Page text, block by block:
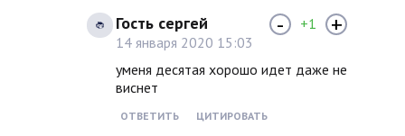
Гость сергей
14 января 2020 15:03
уменя десятая хорошо идет даже не
виснет
ОТВЕТИТЬ ЦИТИРОВАТЬ
- +1 +